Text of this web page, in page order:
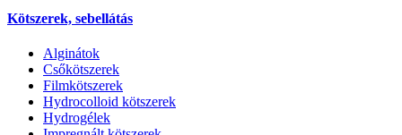
Kötszerek, sebellátás
Alginátok
Csőkötszerek
Filmkötszerek
Hydrocolloid kötszerek
Hydrogélek